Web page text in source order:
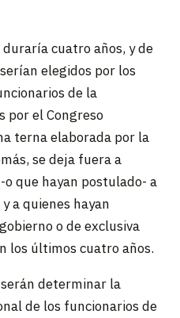
cuatro años, y de
elegidos por los
de la
por el Congreso
terna elaborada por la
se deja fuera a
que hayan postulado- a
a quienes hayan
o de exclusiva
los últimos cuatro años.
determinar la
de los funcionarios de